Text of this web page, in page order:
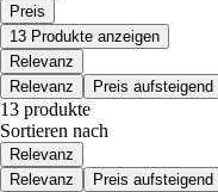
Preis
13 Produkte anzeigen
Relevanz
Relevanz
Preis aufsteigend
13 produkte
Sortieren nach
Relevanz
Relevanz
Preis aufsteigend